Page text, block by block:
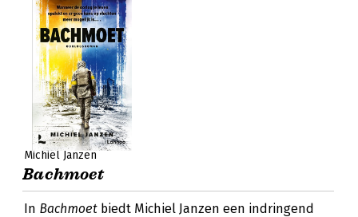
Michiel Janzen
Bachmoet
In Bachmoet biedt Michiel Janzen een indringend